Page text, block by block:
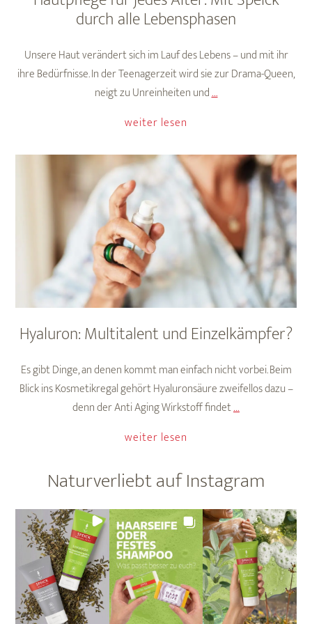
durch alle Lebensphasen
Unsere Haut verändert sich im Lauf des Lebens – und mit ihr
ihre Bedürfnisse. In der Teenagerzeit wird sie zur Drama-Queen,
neigt zu Unreinheiten und…Hautpflege
Mit
Speick
durch
alle
Lebensphasen
weiter lesen
Hyaluron: Multitalent und Einzelkämpfer?
Es gibt Dinge, an denen kommt man einfach nicht vorbei. Beim
Blick ins Kosmetikregal gehört Hyaluronsäure zweifellos dazu –
denn der Anti Aging Wirkstoff findet…Hyaluron:
weiter lesen
Naturverliebt auf Instagram